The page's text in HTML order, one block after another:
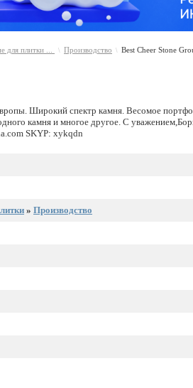
для плитки ... \ Производство \ Best Cheer Stone
Широкий спектр камня. Весомое
камня и многое другое. С
SKYP: xykqdn
» Производство